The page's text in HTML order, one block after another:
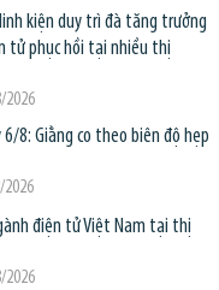
kiện duy trì đà tăng trưởng
tử phục hồi tại nhiều thị
2026
8: Giằng co theo biên độ hẹp
2026
điện tử Việt Nam tại thị
2026